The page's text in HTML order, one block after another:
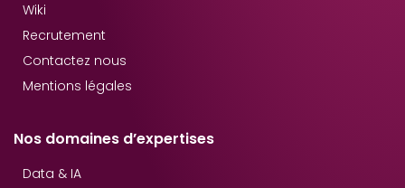
Wiki
Recrutement
Contactez nous
Mentions légales
Nos domaines d’expertises
Data & IA